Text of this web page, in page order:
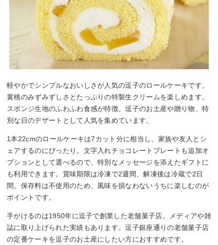
軽やかでシンプルなおいしさが人気の逗子のロールケーキです。
黄桃のみずみずしさとたっぷりの特製生クリームを楽しめます。
スポンジ生地のふわふわ食感が特徴。逗子のお土産や贈り物、特
別な日のデザートとして人気を集めています。
1本22cmのロールケーキは7カット分に相当し、家族や友人とシ
ェアするのにぴったり。文字入れチョコレートプレートも追加オ
プションとして選べるので、特別なメッセージを添えたギフトに
も利用できます。賞味期限は冷凍で2週間、解凍後は冷蔵で2日
間。保存料は不使用のため、風味を損なわないうちに楽しむのが
ポイントです。
手がけるのは1950年に逗子で創業した老舗菓子店。メディアや雑
誌に取り上げられた実績もあります。逗子銀座通りの老舗菓子店
の定番ケーキを逗子のお土産にしたい方におすすめです。